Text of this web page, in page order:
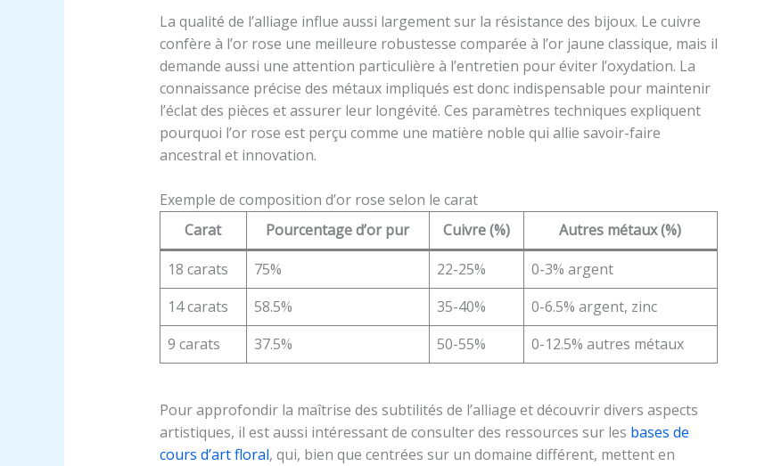
La qualité de l’alliage influe aussi largement sur la résistance des bijoux. Le cuivre
confère à l’or rose une meilleure robustesse comparée à l’or jaune classique, mais il
demande aussi une attention particulière à l’entretien pour éviter l’oxydation. La
connaissance précise des métaux impliqués est donc indispensable pour maintenir
l’éclat des pièces et assurer leur longévité. Ces paramètres techniques expliquent
pourquoi l’or rose est perçu comme une matière noble qui allie savoir-faire
ancestral et innovation.
Exemple de composition d’or rose selon le carat
Carat
Pourcentage d’or pur Cuivre (%)
Autres métaux (%)
18 carats
75% 22-25%
0-3% argent
14 carats
58.5% 35-40%
0-6.5% argent, zinc
9 carats
37.5% 50-55% 0-12.5% autres métaux
Pour approfondir la maîtrise des subtilités de l’alliage et découvrir divers aspects
artistiques, il est aussi intéressant de consulter des ressources sur les bases de
cours d’art floral, qui, bien que centrées sur un domaine différent, mettent en